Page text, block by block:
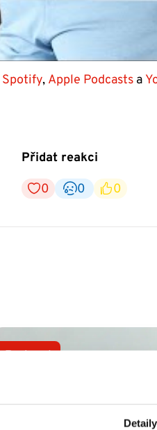
Detaily
Spotify, Apple Podcasts a
Přidat reakci
0
0 0
Podcast